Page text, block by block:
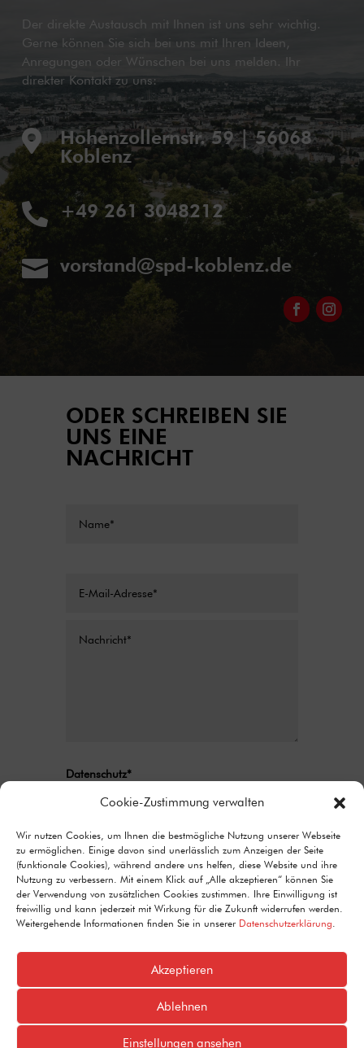
Cookie-Zustimmung verwalten
Wir nutzen Cookies, um Ihnen die bestmögliche Nutzung unserer Webseite
zu ermöglichen. Einige davon sind unerlässlich zum Anzeigen der Seite
(funktionale Cookies), während andere uns helfen, diese Website und ihre
Nutzung zu verbessern. Mit einem Klick auf „Alle akzeptieren“ können Sie
der Verwendung von zusätzlichen Cookies zustimmen. Ihre Einwilligung ist
freiwillig und kann jederzeit mit Wirkung für die Zukunft widerrufen werden.
Weitergehende Informationen finden Sie in unserer Datenschutzerklärung.
Akzeptieren
Ablehnen
Einstellungen ansehen
Der direkte Austausch mit Ihnen ist uns sehr wichtig.
Gerne können Sie sich bei uns mit Ihren Ideen,
Anregungen oder Wünschen bei uns melden. Ihr
direkter Kontakt zu uns:

Hohenzollernstr. 59 | 56068
Koblenz
 +49 261 3048212
 vorstand@spd-koblenz.de
ODER SCHREIBEN SIE
UNS EINE
NACHRICHT
Datenschutz*
Ich stimme zu, dass meine Angaben aus
meiner Anfrage erhoben und verarbeitet
werden. Detaillierte Informationen zum
Umgang mit Nutzerdaten finden Sie in unserer
Datenschutzerklärung.
9 + 2= Senden
Alternative: